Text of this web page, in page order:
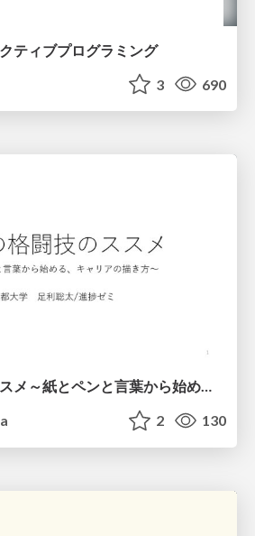
ティブプログラミング
3 690
言葉の格闘技のススメ～紙とペンと言葉から始める、キャリアの描き方～
2 130